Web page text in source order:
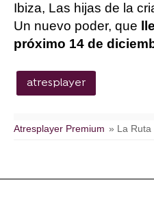
Ibiza, Las hijas de la
Un nuevo poder, que
próximo 14 de
atresplayer
Atresplayer Premium » La Ruta